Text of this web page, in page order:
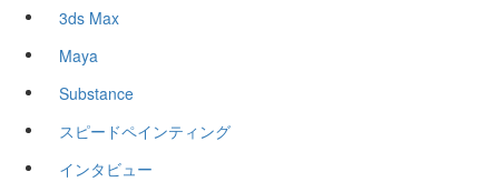
3ds Max
Maya
Substance
スピードペインティング
インタビュー